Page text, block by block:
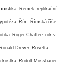
Remek replikační
Řím Římská říše
Roger Chaffee rok v
Ronald Drever Rosetta
kostka Rudolf Mössbauer